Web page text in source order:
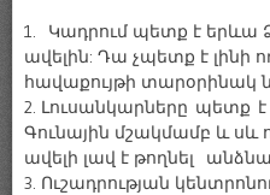
1. Կադրում պետք է երևա
ավելին: Դա չպետք է լինի
հավաքույթի տարօրինակ
2. Լուսանկարները պետք է
Գունային մշակմամբ և
ավելի լավ է թողնել
3. Ուշադրության